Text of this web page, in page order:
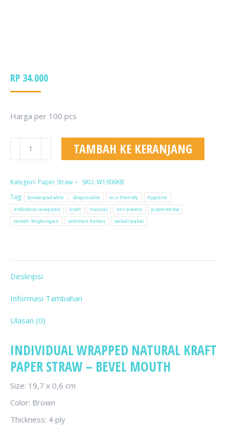
RP 34.000
Harga per 100 pcs
Individual
Natural
Kraft
Paper
Straw
Bevel
TAMBAH KE KERANJANG
Kategori: Paper Straw SKU: W1906KB
Tag:
biodegradable disposable eco friendly hygiene
individual wrapped kraft natural not plastic paperstraw
ramah lingkungan sedotan kertas sekali pakai
Deskripsi
Informasi Tambahan
Ulasan (0)
INDIVIDUAL WRAPPED NATURAL KRAFT
PAPER STRAW – BEVEL MOUTH
Size: 19,7 x 0,6 cm
Color: Brown
Thickness: 4 ply